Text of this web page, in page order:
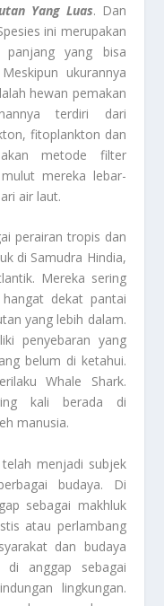
Yang Luas. Dan
ini merupakan
yang bisa
ukurannya
hewan pemakan
terdiri dari
fitoplankton dan
metode filter
mereka lebar-
air laut.
perairan tropis dan
di Samudra Hindia,
Mereka sering
dekat pantai
yang lebih dalam.
penyebaran yang
belum di ketahui.
Whale Shark.
kali berada di
manusia.
menjadi subjek
budaya. Di
sebagai makhluk
atau perlambang
dan budaya
di anggap sebagai
lingkungan.